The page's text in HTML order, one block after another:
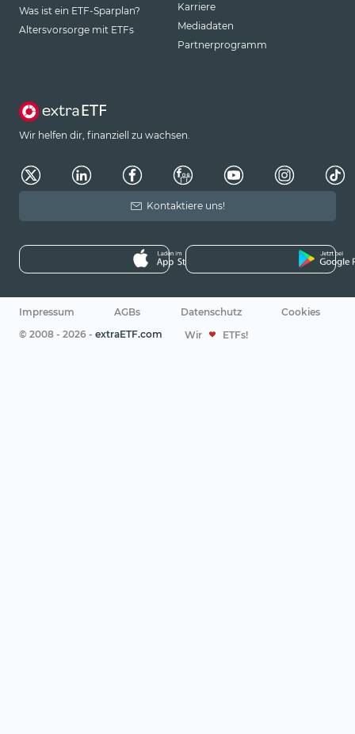
Was ist ein ETF-Sparplan?
Altersvorsorge mit ETFs
Karriere
Mediadaten
Partnerprogramm
Wir helfen dir, finanziell zu wachsen.
Kontaktiere uns!
Impressum AGBs Datenschutz
Cookies
© 2008 - 2026 - extraETF.com Wir ETFs!